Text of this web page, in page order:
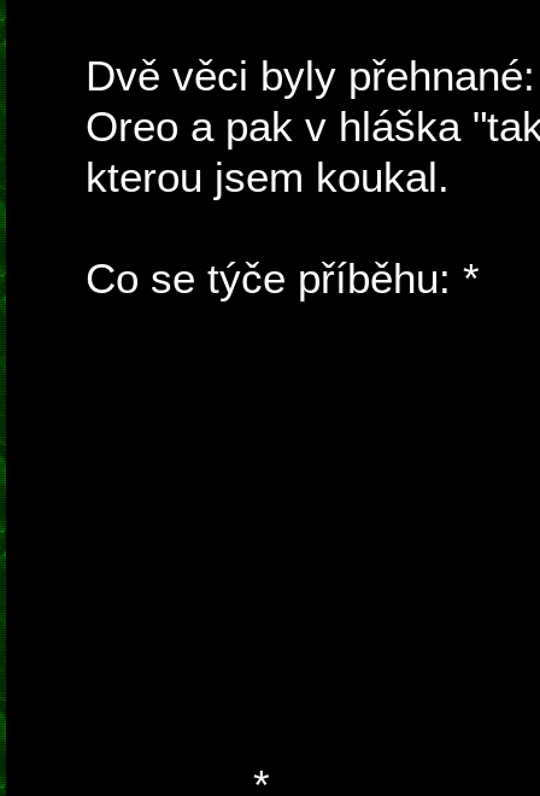
Dvě věci byly
Oreo a pak v hláška
kterou jsem koukal.
Co se týče příběhu: *
*